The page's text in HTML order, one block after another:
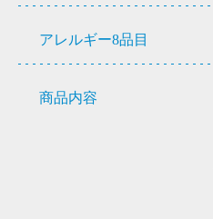
アレルギー8品目
商品内容